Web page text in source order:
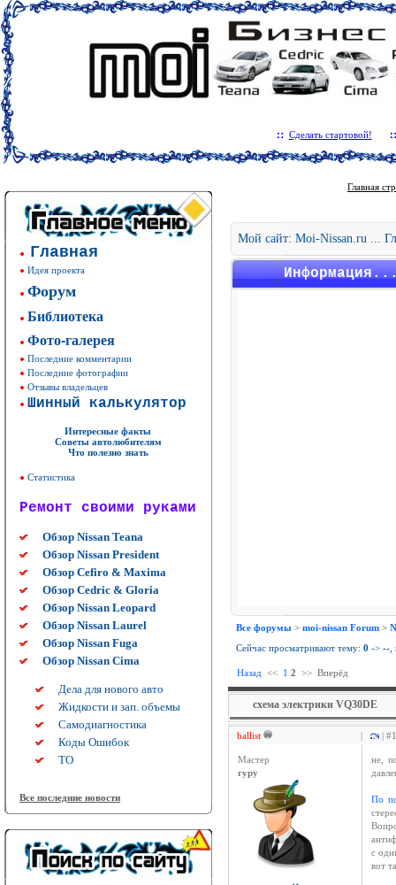
Сделать стартовой!
Главная
Идея проекта
Форум
Библиотека
Фото-галерея
Последние комментарии
Последние фотографии
Отзывы владельцев
Шинный калькулятор
Интересные факты
Советы автолюбителям
Что полезно знать
Статистика
Ремонт своими руками
Обзор Nissan Teana
Обзор Nissan President
Обзор Cefiro & Maxima
Обзор Cedric & Gloria
Обзор Nissan Leopard
Обзор Nissan Laurel
Обзор Nissan Fuga
Обзор Nissan Cima
Дела для нового авто
Жидкости и зап. объемы
Самодиагностика
Коды Ошибок
ТО
Все последние новости
Главная
Мой сайт: Moi-Nissan.ru ...
Все форумы > moi-nissan Forum >
Сейчас просматривают тему: 0 -> --
Назад << 1 2 >> Вперёд
схема электрики VQ30DE
ballist | |
Мастер
гуру
не,
По
с
вот